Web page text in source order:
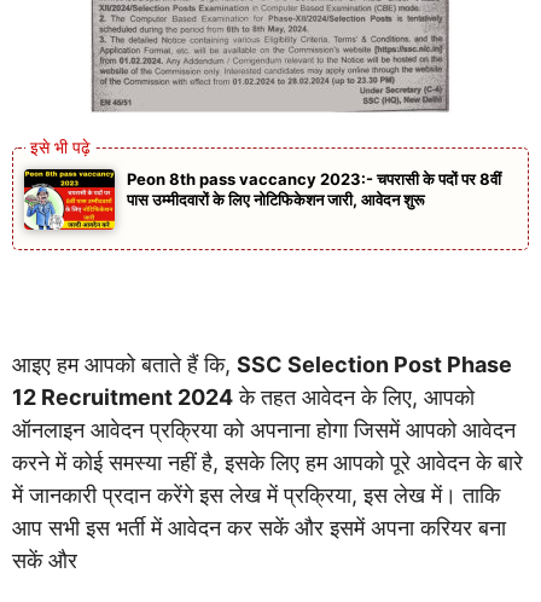
Peon 8th pass vaccancy 2023:- चपरासी के पदों पर 8वीं
पास उम्मीदवारों के लिए नोटिफिकेशन जारी, आवेदन शुरू
आइए हम आपको बताते हैं कि, SSC Selection Post Phase
12 Recruitment 2024के तहत आवेदन के लिए, आपको
ऑनलाइन आवेदन प्रक्रिया को अपनाना होगा जिसमें आपको आवेदन
करने में कोई समस्या नहीं है, इसके लिए हम आपको पूरे आवेदन के बारे
में जानकारी प्रदान करेंगे इस लेख में प्रक्रिया, इस लेख में। ताकि
आप सभी इस भर्ती में आवेदन कर सकें और इसमें अपना करियर बना
सकें और